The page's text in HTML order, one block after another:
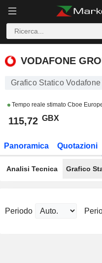
VODAFONE GROUP
VODAFONE
Grafico Statico
Tempo reale stimato Cboe
115,72 GBX
Panoramica Quotazioni
Analisi Tecnica Grafico
Periodo